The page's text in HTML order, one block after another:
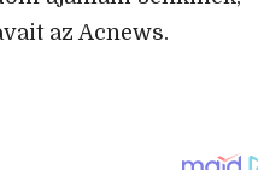
az Acnews.